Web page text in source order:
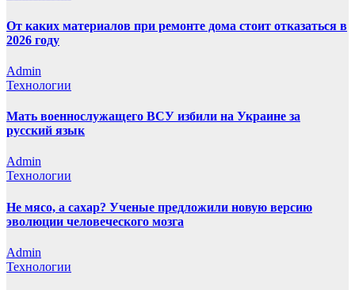
От каких материалов при ремонте дома стоит отказаться в
2026 году
Admin
Технологии
Мать военнослужащего ВСУ избили на Украине за
русский язык
Admin
Технологии
Не мясо, а сахар? Ученые предложили новую версию
эволюции человеческого мозга
Admin
Технологии